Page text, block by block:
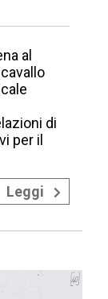
al
di
per il
Leggi